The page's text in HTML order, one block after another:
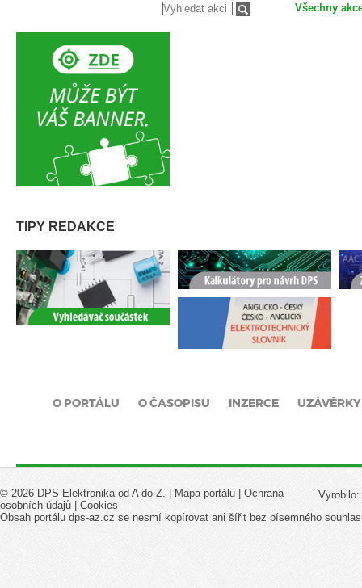
Všechny
TIPY REDAKCE
O PORTÁLU O ČASOPISU INZERCE UZÁVĚRKY
Vyrobilo:
© 2026 DPS Elektronika od A do Z. | Mapa portálu
Ochrana
osobních údajů
Cookies
Obsah portálu dps-az.cz se nesmí kopírovat ani šířit bez písemného